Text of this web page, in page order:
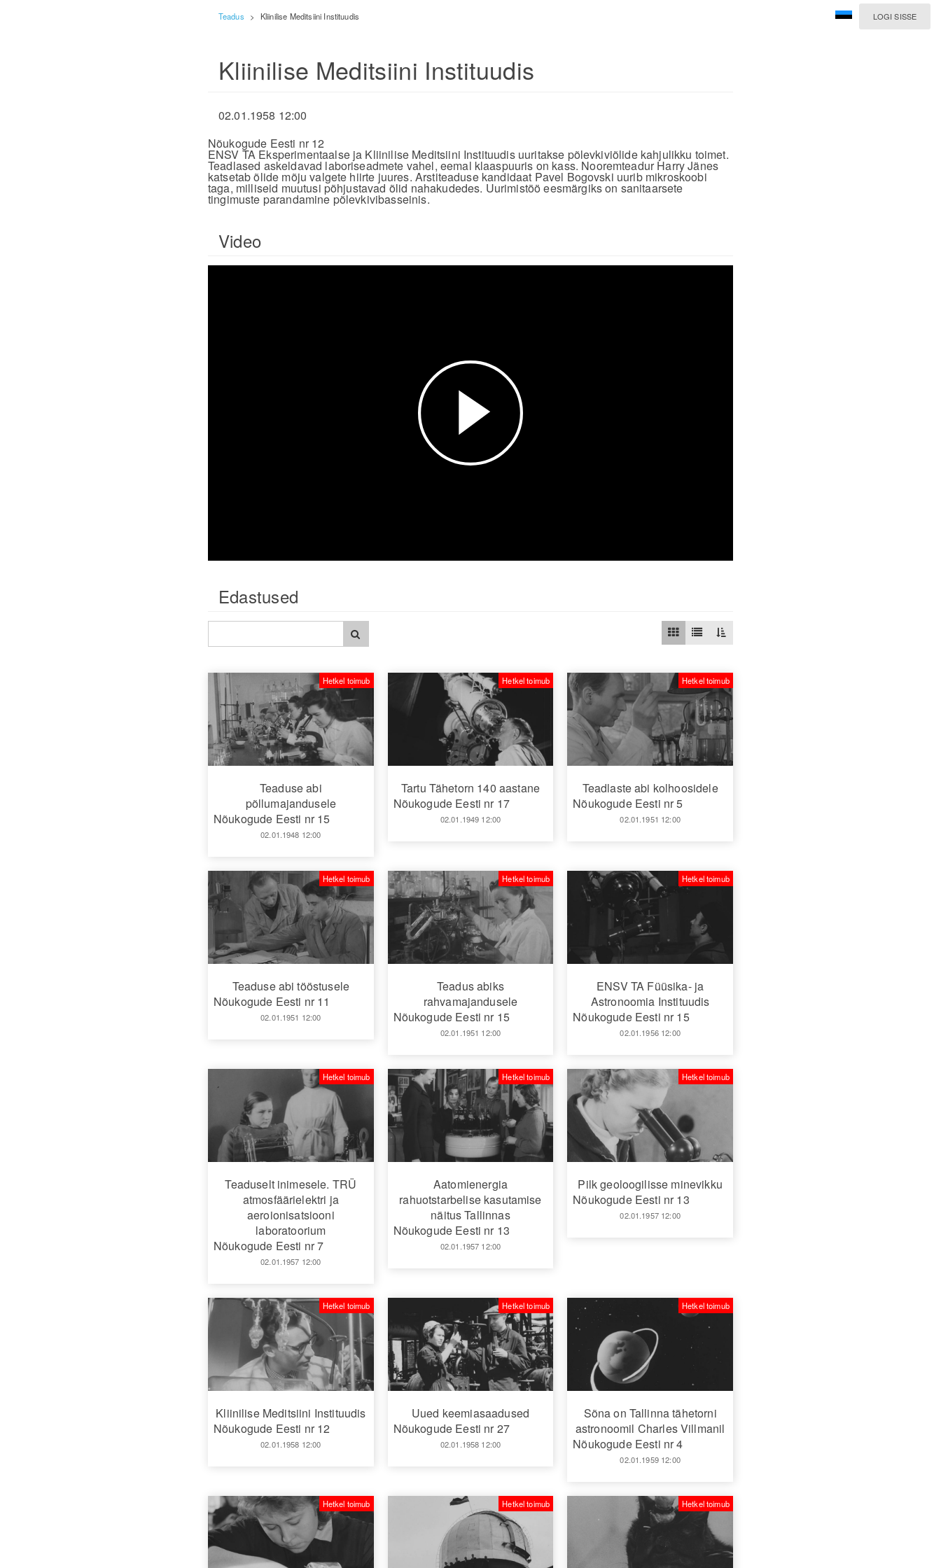
LOGI SISSE
Teadus > Kliinilise Meditsiini Instituudis
Kliinilise Meditsiini Instituudis
02.01.1958 12:00
Nõukogude Eesti nr 12
ENSV TA Eksperimentaalse ja Kliinilise Meditsiini Instituudis uuritakse põlevkiviõlide kahjulikku toimet.
Teadlased askeldavad laboriseadmete vahel, eemal klaaspuuris on kass. Nooremteadur Harry Jänes
katsetab õlide mõju valgete hiirte juures. Arstiteaduse kandidaat Pavel Bogovski uurib mikroskoobi
taga, milliseid muutusi põhjustavad õlid nahakudedes. Uurimistöö eesmärgiks on sanitaarsete
tingimuste parandamine põlevkivibasseinis.
Video
Esita
video
Edastused
Teaduse abi
põllumajandusele
Nõukogude Eesti nr 15
02.01.1948 12:00
Hetkel toimub
Tartu Tähetorn 140 aastane
Nõukogude Eesti nr 17
02.01.1949 12:00
Hetkel toimub
Teadlaste abi kolhoosidele
Nõukogude Eesti nr 5
02.01.1951 12:00
Hetkel toimub
Teaduse abi tööstusele
Nõukogude Eesti nr 11
02.01.1951 12:00
Hetkel toimub
Teadus abiks
rahvamajandusele
Nõukogude Eesti nr 15
02.01.1951 12:00
Hetkel toimub
ENSV TA Füüsika- ja
Astronoomia Instituudis
Nõukogude Eesti nr 15
02.01.1956 12:00
Hetkel toimub
Teaduselt inimesele. TRÜ
atmosfäärielektri ja
aeroionisatsiooni
laboratoorium
Nõukogude Eesti nr 7
02.01.1957 12:00
Hetkel toimub
Aatomienergia
rahuotstarbelise kasutamise
näitus Tallinnas
Nõukogude Eesti nr 13
02.01.1957 12:00
Hetkel toimub
Pilk geoloogilisse minevikku
Nõukogude Eesti nr 13
02.01.1957 12:00
Hetkel toimub
Kliinilise Meditsiini Instituudis
Nõukogude Eesti nr 12
02.01.1958 12:00
Hetkel toimub
Uued keemiasaadused
Nõukogude Eesti nr 27
02.01.1958 12:00
Hetkel toimub
Sõna on Tallinna tähetorni
astronoomil Charles Villmanil
Nõukogude Eesti nr 4
02.01.1959 12:00
Hetkel toimub
Hetkel toimub Hetkel toimub Hetkel toimub